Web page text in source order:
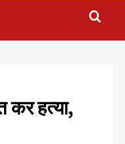
कर हत्या,